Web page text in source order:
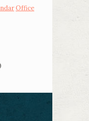
Office